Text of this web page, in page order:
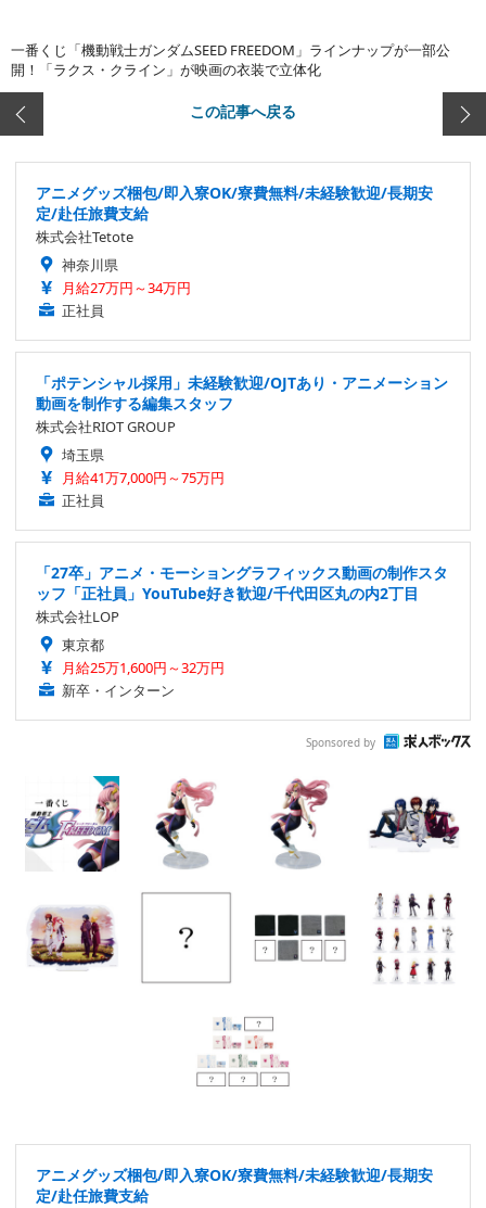
一番くじ「機動戦士ガンダムSEED FREEDOM」ラインナップが一部公
開！「ラクス・クライン」が映画の衣装で立体化
この記事へ戻る
アニメグッズ梱包/即入寮OK/寮費無料/未経験歓迎/長期安
定/赴任旅費支給
株式会社Tetote
神奈川県
月給27万円～34万円
正社員
「ポテンシャル採用」未経験歓迎/OJTあり・アニメーション
動画を制作する編集スタッフ
株式会社RIOT GROUP
埼玉県
月給41万7,000円～75万円
正社員
「27卒」アニメ・モーショングラフィックス動画の制作スタ
ッフ「正社員」YouTube好き歓迎/千代田区丸の内2丁目
株式会社LOP
東京都
月給25万1,600円～32万円
新卒・インターン
Sponsored by
アニメグッズ梱包/即入寮OK/寮費無料/未経験歓迎/長期安
定/赴任旅費支給